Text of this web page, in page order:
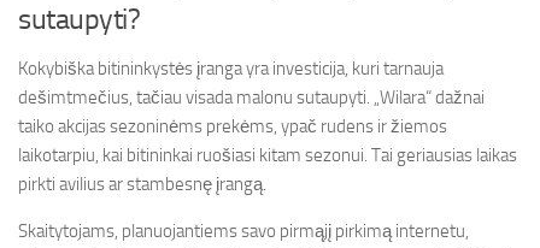
sutaupyti?
Kokybiška bitininkystės įranga yra investicija, kuri tarnauja
dešimtmečius, tačiau visada malonu sutaupyti. „Wilara“ dažnai
taiko akcijas sezoninėms prekėms, ypač rudens ir žiemos
laikotarpiu, kai bitininkai ruošiasi kitam sezonui. Tai geriausias laikas
pirkti avilius ar stambesnę įrangą.
Skaitytojams, planuojantiems savo pirmąjį pirkimą internetu,